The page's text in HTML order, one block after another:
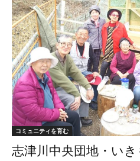
コミュニティを育む
志津川中央団地・いき